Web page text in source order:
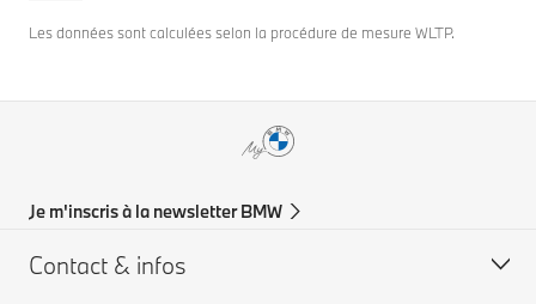
Les données sont calculées selon la procédure de mesure WLTP.
Je m'inscris à la newsletter BMW
Contact & infos